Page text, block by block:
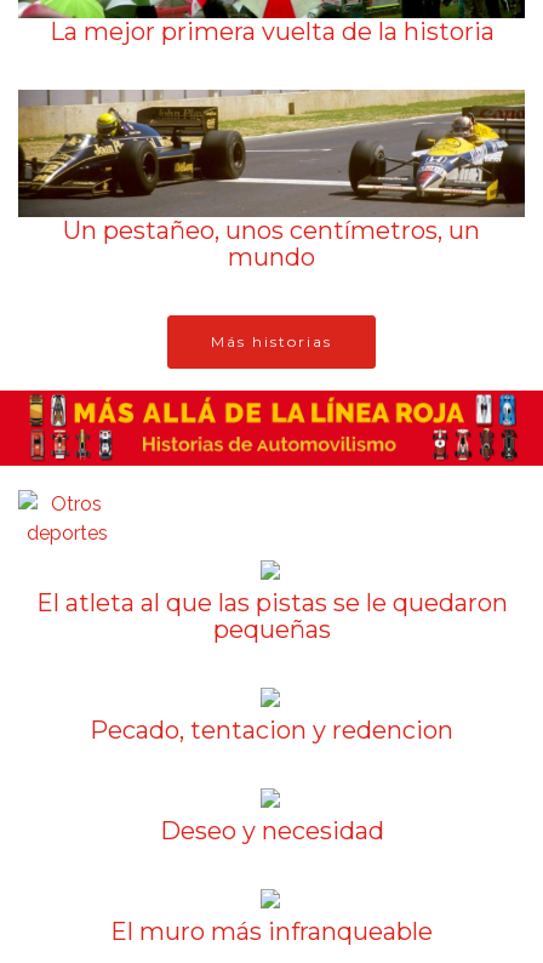
La mejor primera vuelta de la historia
Un pestañeo, unos centímetros, un
mundo
Más historias
El atleta al que las pistas se le quedaron
pequeñas
Pecado, tentacion y redencion
Deseo y necesidad
El muro más infranqueable